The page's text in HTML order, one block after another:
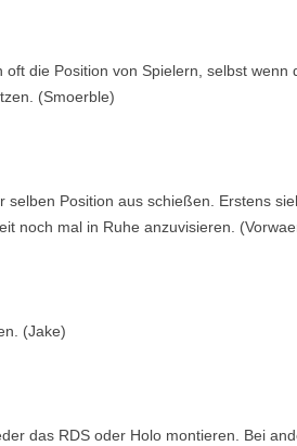
die Position von Spielern, selbst wenn
(Smoerble)
Position aus schießen. Erstens
noch mal in Ruhe anzuvisieren.
(Jake)
das RDS oder Holo montieren. Bei